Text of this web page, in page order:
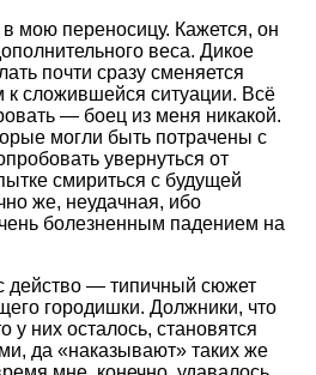
в мою переносицу. Кажется, он
веса. Дикое
почти сразу сменяется
к сложившейся ситуации. Всё
— боец из меня никакой.
могли быть потрачены с
увернуться от
смириться с будущей
же, неудачная, ибо
болезненным падением на
действо — типичный сюжет
городишки. Должники, что
у них осталось, становятся
да «наказывают» таких же